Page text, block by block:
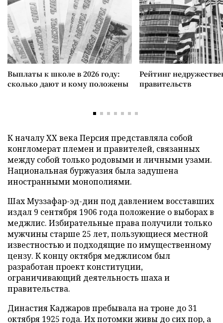
Выплаты к школе в 2026 году:
сколько дают и кому положены
Рейтинг
правительств
К началу XX века Персия представляла собой
конгломерат племен и правителей, связанных
между собой только родовыми и личными узами.
Национальная буржуазия была задушена
иностранными монополиями.
Шах Муззафар-эд-дин под давлением восставших
издал 9 сентября 1906 года положение о выборах в
меджлис. Избирательные права получили только
мужчины старше 25 лет, пользующиеся местной
известностью и подходящие по имущественному
цензу. К концу октября меджлисом был
разработан проект конституции,
ограничивающий деятельность шаха и
правительства.
Династия Каджаров пребывала на троне до 31
октября 1925 года. Их потомки живы до сих пор, а